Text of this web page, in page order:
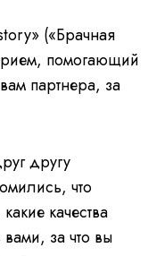
(«Брачная
помогающий
партнера, за
другу
что
качества
за что вы